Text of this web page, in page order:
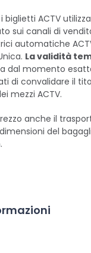
biglietti ACTV
sui canali di
automatiche
La validità
dal momento
di convalidare il
mezzi ACTV.
anche il
del